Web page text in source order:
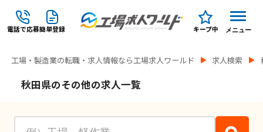
電話で応募簡単登録 キープ中 メニュー
工場・製造業の転職・求人情報なら工場求人ワールド 求人検索
秋田県のその他の求人一覧